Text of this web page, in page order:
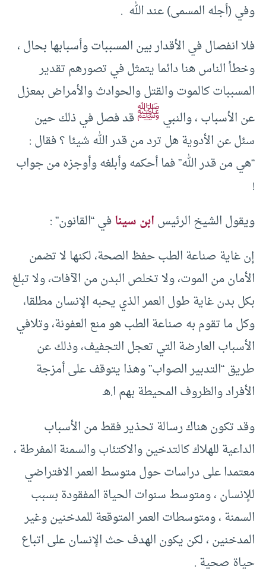
وفي (أجله المسمى) عند الله .
فلا انفصال في الأقدار بين المسببات وأسبابها بحال ،
وخطأ الناس هنا دائما يتمثل في تصورهم تقدير
المسببات كالموت والقتل والحوادث والأمراض بمعزل
عن الأسباب ، والنبيﷺقد فصل في ذلك حين
سئل عن الأدوية هل ترد من قدر الله شيئا ؟ فقال :
“هي من قدر الله” فما أحكمه وأبلغه وأوجزه من جواب
!
ويقول الشيخ الرئيسابن سينافي “القانون” :
إن غاية صناعة الطب حفظ الصحة، لكنها لا تضمن
الأمان من الموت، ولا تخلص البدن من الآفات، ولا تبلغ
بكل بدن غاية طول العمر الذي يحبه الإنسان مطلقا،
وكل ما تقوم به صناعة الطب هو منع العفونة، وتلافي
الأسباب العارضة التي تعجل التجفيف، وذلك عن
طريق “التدبير الصواب” وهذا يتوقف على أمزجة
الأفراد والظروف المحيطة بهم ا.هـ
وقد تكون هناك رسالة تحذير فقط من الأسباب
الداعية للهلاك كالتدخين والاكتئاب والسمنة المفرطة ،
معتمدا على دراسات حول متوسط العمر الافتراضي
للإنسان ، ومتوسط سنوات الحياة المفقودة بسبب
السمنة ، ومتوسطات العمر المتوقعة للمدخنين وغير
المدخنين ، لكن يكون الهدف حث الإنسان على اتباع
حياة صحية‏ .